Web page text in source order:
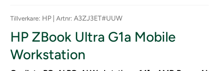
Tillverkare: HP | Artnr: A3ZJ3ET#UUW
HP ZBook Ultra G1a Mobile
Workstation